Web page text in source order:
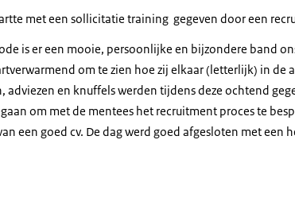
met een sollicitatie training gegeven door een
is er een mooie, persoonlijke en bijzondere band
om te zien hoe zij elkaar (letterlijk) in de
adviezen en knuffels werden tijdens deze ochtend
om met de mentees het recruitment proces te
een goed cv. De dag werd goed afgesloten met een
mensen met elkaar in gesprek